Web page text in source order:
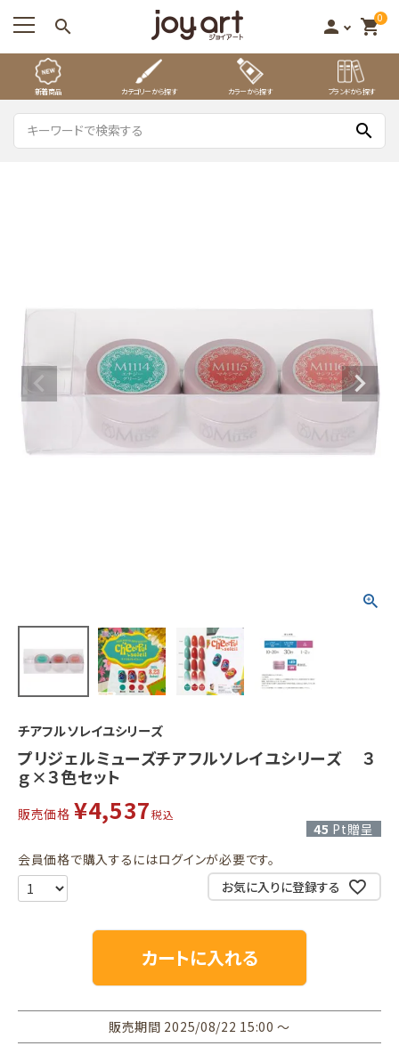
search person 0
shopping_cart
新着商品 カテゴリーから探す カラーから探す ブランドから探す
search
チアフルソレイユシリーズ
プリジェルミューズチアフルソレイユシリーズ ３
ｇ×３色セット
販売価格 ¥4,537税込
45 Pt贈呈
会員価格で購入するにはログインが必要です。
お気に入りに登録する
カートに入れる
販売期間 2025/08/22 15:00〜